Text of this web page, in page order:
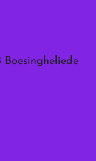
Boesingheliede